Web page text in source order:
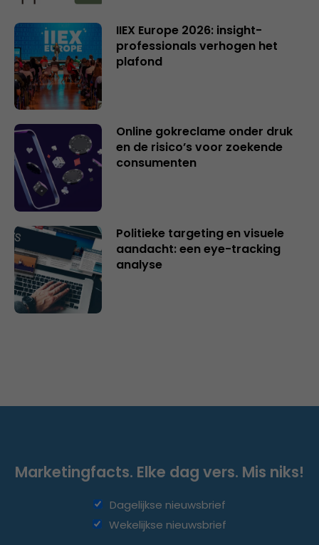
IIEX Europe 2026: insight-
professionals verhogen het
plafond
Online gokreclame onder druk
en de risico’s voor zoekende
consumenten
Politieke targeting en visuele
aandacht: een eye-tracking
analyse
Marketingfacts. Elke dag vers. Mis niks!
Dagelijkse nieuwsbrief
Wekelijkse nieuwsbrief